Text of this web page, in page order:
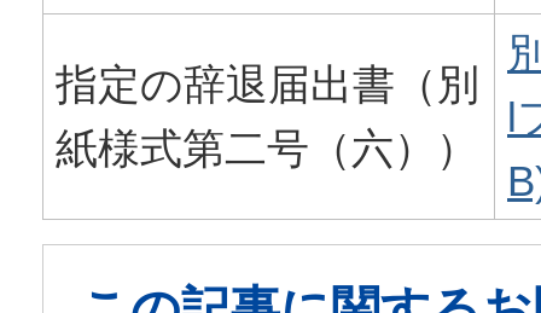
指定の辞退届出書（別
紙様式第二号（六））
l